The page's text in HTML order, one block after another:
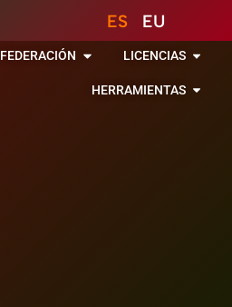
ES EU
FEDERACIÓN LICENCIAS
HERRAMIENTAS